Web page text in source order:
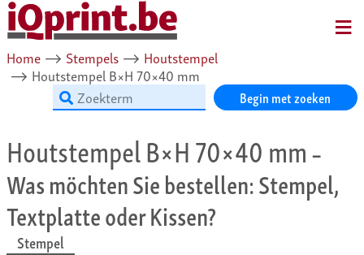
Home ⟶ Stempels ⟶ Houtstempel
⟶ Houtstempel B×H 70×40 mm
Begin met zoeken
Houtstempel B×H 70×40 mm–
Was möchten Sie bestellen: Stempel,
Textplatte oder Kissen?
Stempel